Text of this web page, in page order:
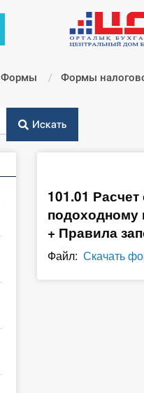
Формы Формы
Искать
101.01
подоходному
+ Правила
Файл: Скачать